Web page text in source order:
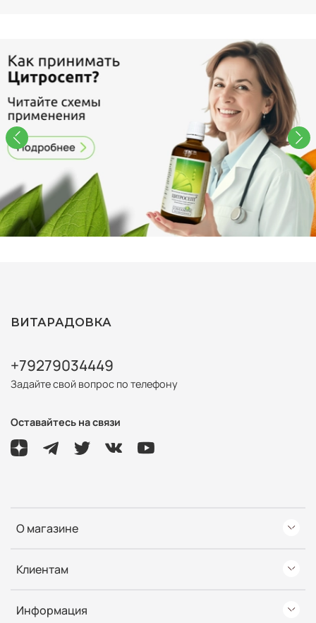
О магазине
Клиентам
Информация
ВИТАРАДОВКА
+79279034449
Задайте свой вопрос по телефону
Оставайтесь на связи